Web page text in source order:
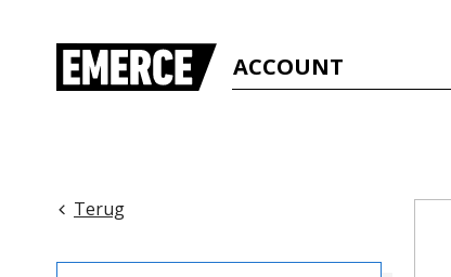
ACCOUNT
Terug